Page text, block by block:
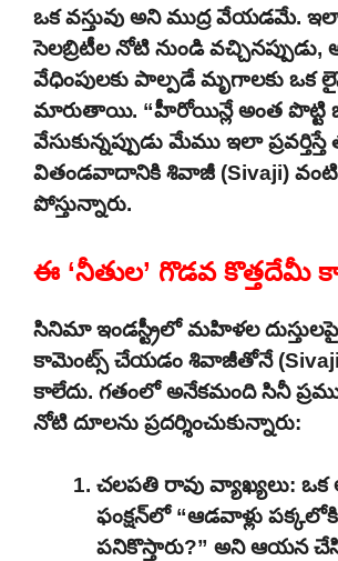
ఒక వస్తువు అని ముద్ర వేయడమే.
సెలబ్రిటీల నోటి నుండి
వేధింపులకు పాల్పడే మృగాలకు ఒక
మారుతాయి. “హీరోయిన్లే అంత పొట్టి
వేసుకున్నప్పుడు మేము ఇలా
వితండవాదానికి శివాజీ (Sivaji) వంటి
పోస్తున్నారు.
ఈ ‘నీతుల’ గొడవ కొత్తదేమీ
సినిమా ఇండస్ట్రీలో మహిళల
కామెంట్స్ చేయడం శివాజీతోనే
కాలేదు. గతంలో అనేకమంది సినీ
నోటి దూలను ప్రదర్శించుకున్నారు:
చలపతి రావు వ్యాఖ్యలు:
ఫంక్షన్‌లో “ఆడవాళ్లు
పనికొస్తారు?” అని ఆయన